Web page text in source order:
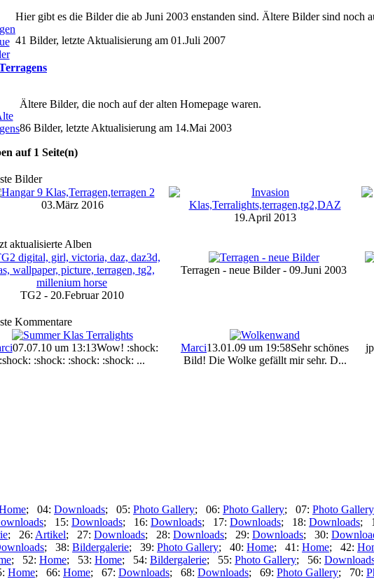
Hier gibt es die Bilder die ab Juni 2003 enstanden sind. Ältere Bilder sind noch
41 Bilder, letzte Aktualisierung am 01.Juli 2007
Ältere Bilder, die noch auf der alten Homepage waren.
86 Bilder, letzte Aktualisierung am 14.Mai 2003
auf 1 Seite(n)
Bilder
03.März 2016
19.April 2013
aktualisierte Alben
TG2 - 20.Februar 2010
Terragen - neue Bilder - 09.Juni 2003
Kommentare
07.07.10 um 13:13Wow! :shock:
:shock: :shock: :shock: :shock: ...
Marci13.01.09 um 19:58Sehr schönes
Bild! Die Wolke gefällt mir sehr. D...
; 04: Downloads; 05: Photo Gallery; 06: Photo Gallery; 07: Photo Gallery
; 15: Downloads; 16: Downloads; 17: Downloads; 18: Downloads;
; 26: Artikel; 27: Downloads; 28: Downloads; 29: Downloads; 30:
; 38: Bildergalerie; 39: Photo Gallery; 40: Home; 41: Home; 42:
; 52: Home; 53: Home; 54: Bildergalerie; 55: Photo Gallery; 56:
Home; 66: Home; 67: Downloads; 68: Downloads; 69: Photo Gallery; 70: